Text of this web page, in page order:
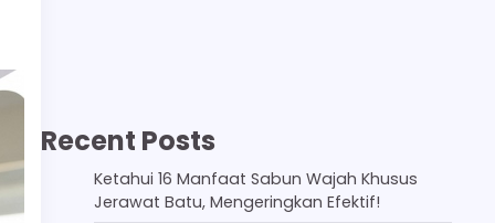
Recent Posts
Ketahui 16 Manfaat Sabun Wajah Khusus
Jerawat Batu, Mengeringkan Efektif!